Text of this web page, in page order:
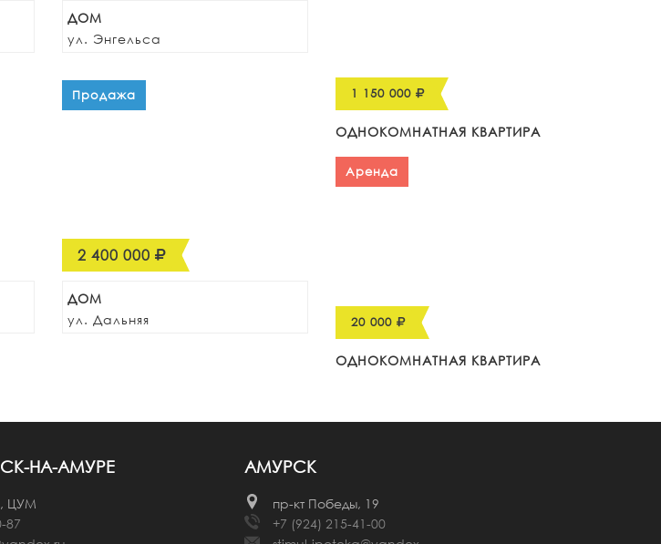
ДОМ
ул. Энгельса
Продажа
2 400 000
ДОМ
ул. Дальняя
1 150 000
ОДНОКОМНАТНАЯ КВАРТИРА
Аренда
20 000
ОДНОКОМНАТНАЯ КВАРТИРА
НА-АМУРЕ
ЦУМ
87
АМУРСК
пр-кт Победы, 19
+7 (924) 215-41-00